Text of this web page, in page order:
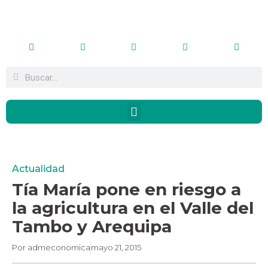
Actualidad
Tía María pone en riesgo a
la agricultura en el Valle del
Tambo y Arequipa
Por admeconomicamayo 21, 2015